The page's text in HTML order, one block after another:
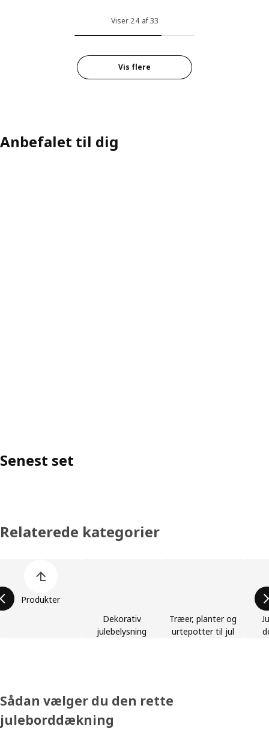
Viser 24 af 33
Vis flere
Anbefalet til dig
Senest set
Relaterede kategorier
Produkter
Dekorativ
julebelysning
Træer, planter og
urtepotter til jul
Sådan vælger du den rette
juleborddækning